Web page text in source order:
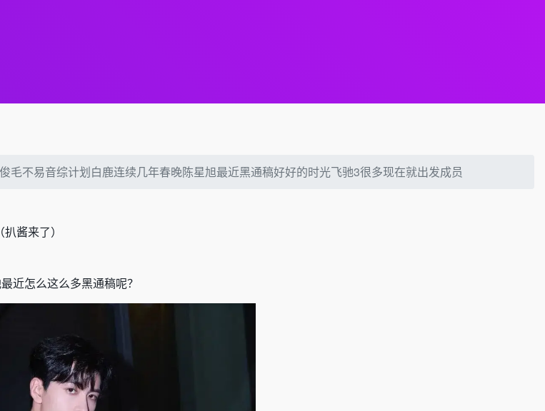
毛不易音综计划白鹿连续几年春晚陈星旭最近黑通稿好好的时光飞驰3很多现在就出发成员
（扒酱来了）
近怎么这么多黑通稿呢？